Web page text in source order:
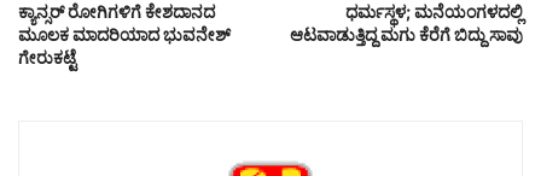
ಕ್ಯಾನ್ಸರ್ ರೋಗಿಗಳಿಗೆ ಕೇಶದಾನದ
ಮೂಲಕ ಮಾದರಿಯಾದ ಭುವನೇಶ್
ಗೇರುಕಟ್ಟೆ
ಧರ್ಮಸ್ಥಳ; ಮನೆಯಂಗಳದಲ್ಲಿ
ಆಟವಾಡುತ್ತಿದ್ದ ಮಗು ಕೆರೆಗೆ ಬಿದ್ದು ಸಾವು